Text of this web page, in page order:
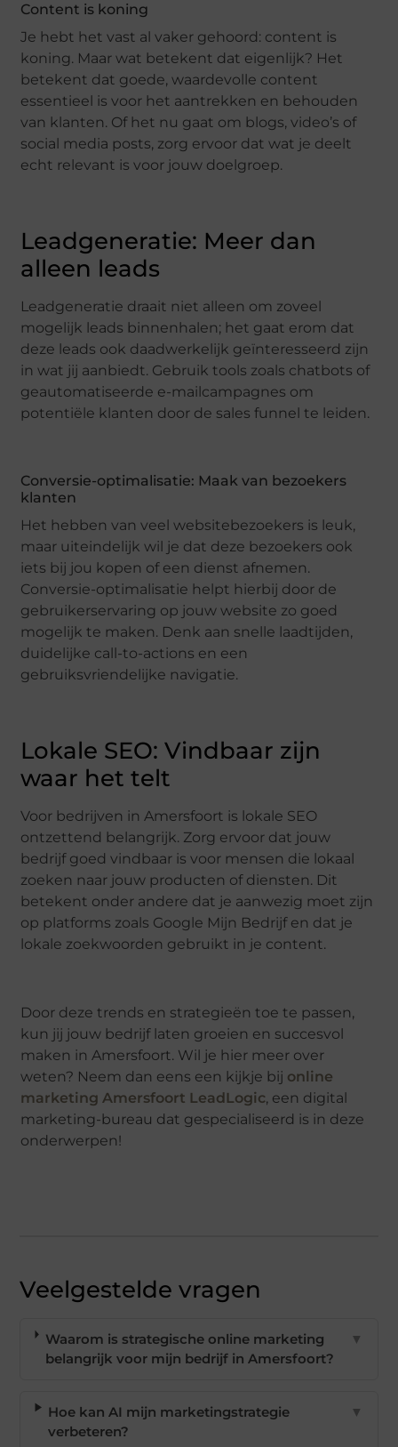
Content is koning
Je hebt het vast al vaker gehoord: content is
koning. Maar wat betekent dat eigenlijk? Het
betekent dat goede, waardevolle content
essentieel is voor het aantrekken en behouden
van klanten. Of het nu gaat om blogs, video’s of
social media posts, zorg ervoor dat wat je deelt
echt relevant is voor jouw doelgroep.
Leadgeneratie: Meer dan
alleen leads
Leadgeneratie draait niet alleen om zoveel
mogelijk leads binnenhalen; het gaat erom dat
deze leads ook daadwerkelijk geïnteresseerd zijn
in wat jij aanbiedt. Gebruik tools zoals chatbots of
geautomatiseerde e-mailcampagnes om
potentiële klanten door de sales funnel te leiden.
Conversie-optimalisatie: Maak van bezoekers
klanten
Het hebben van veel websitebezoekers is leuk,
maar uiteindelijk wil je dat deze bezoekers ook
iets bij jou kopen of een dienst afnemen.
Conversie-optimalisatie helpt hierbij door de
gebruikerservaring op jouw website zo goed
mogelijk te maken. Denk aan snelle laadtijden,
duidelijke call-to-actions en een
gebruiksvriendelijke navigatie.
Lokale SEO: Vindbaar zijn
waar het telt
Voor bedrijven in Amersfoort is lokale SEO
ontzettend belangrijk. Zorg ervoor dat jouw
bedrijf goed vindbaar is voor mensen die lokaal
zoeken naar jouw producten of diensten. Dit
betekent onder andere dat je aanwezig moet zijn
op platforms zoals Google Mijn Bedrijf en dat je
lokale zoekwoorden gebruikt in je content.
Door deze trends en strategieën toe te passen,
kun jij jouw bedrijf laten groeien en succesvol
maken in Amersfoort. Wil je hier meer over
weten? Neem dan eens een kijkje bij online
marketing Amersfoort LeadLogic, een digital
marketing-bureau dat gespecialiseerd is in deze
onderwerpen!
Veelgestelde vragen
Waarom is strategische online marketing
belangrijk voor mijn bedrijf in Amersfoort?
▼
Hoe kan AI mijn marketingstrategie
verbeteren?
▼